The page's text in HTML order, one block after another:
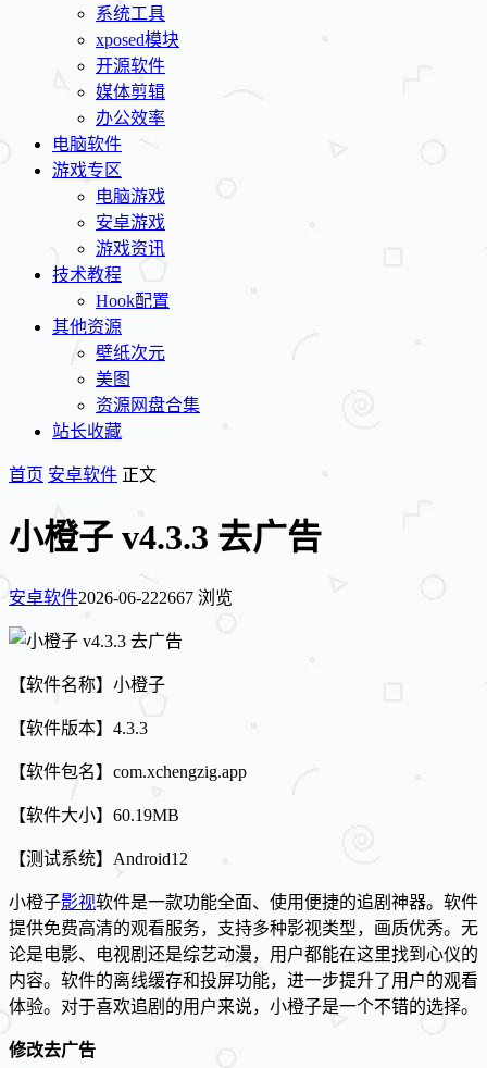
系统工具
xposed模块
开源软件
媒体剪辑
办公效率
电脑软件
游戏专区
电脑游戏
安卓游戏
游戏资讯
技术教程
Hook配置
其他资源
壁纸次元
美图
资源网盘合集
站长收藏
首页 安卓软件 正文
小橙子 v4.3.3 去广告
安卓软件2026-06-222667 浏览
【软件名称】小橙子
【软件版本】4.3.3
【软件包名】com.xchengzig.app
【软件大小】60.19MB
【测试系统】Android12
小橙子影视软件是一款功能全面、使用便捷的追剧神器。软件
提供免费高清的观看服务，支持多种影视类型，画质优秀。无
论是电影、电视剧还是综艺动漫，用户都能在这里找到心仪的
内容。软件的离线缓存和投屏功能，进一步提升了用户的观看
体验。对于喜欢追剧的用户来说，小橙子是一个不错的选择。
修改去广告